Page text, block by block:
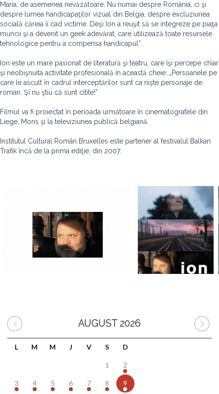
Maria, de asemenea nevăzătoare. Nu numai despre România, ci şi
despre lumea handicapaţilor vizual din Belgia, despre excluziunea
socială căreia îi cad victime. Deşi Ion a reuşit să se integreze pe piaţa
muncii şi a devenit un geek adevărat, care utilizează toate resursele
tehnologice pentru a compensa handicapul”.
Ion este un mare pasionat de literatură şi teatru, care îşi percepe chiar
şi neobişnuita activitate profesională în această cheie: „Persoanele pe
care le ascult în cadrul interceptărilor sunt ca nişte personaje de
roman. Şi nu ştiu că sunt citite!”
Filmul va fi proiectat în perioada următoare în cinematografele din
Liege, Mons şi la televiziunea publică belgiană.
Institutul Cultural Român Bruxelles este partener al festivalul Balkan
Trafik încă de la prima ediţie, din 2007.
AUGUST 2026
L M M J V S D
1 2
3 4 5 6 7 8 9